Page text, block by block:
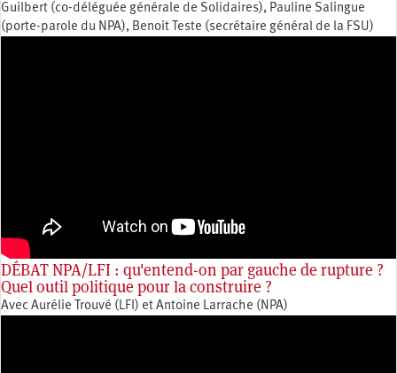
Guilbert (co-déléguée générale de Solidaires), Pauline Salingue
(porte-parole du NPA), Benoit Teste (secrétaire général de la FSU)
DÉBAT NPA/LFI : qu'entend-on par gauche de rupture ?
Quel outil politique pour la construire ?
Avec Aurélie Trouvé (LFI) et Antoine Larrache (NPA)